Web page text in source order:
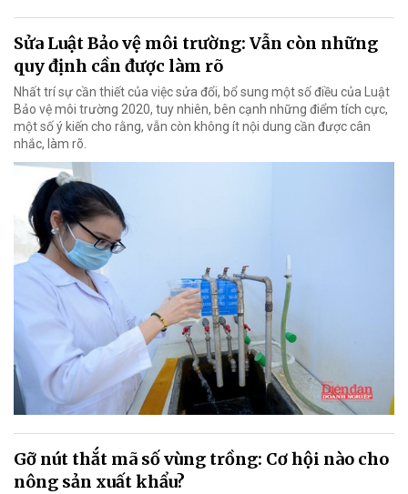
Sửa Luật Bảo vệ môi trường: Vẫn còn những
quy định cần được làm rõ
Nhất trí sự cần thiết của việc sửa đổi, bổ sung một số điều của Luật
Bảo vệ môi trường 2020, tuy nhiên, bên cạnh những điểm tích cực,
một số ý kiến cho rằng, vẫn còn không ít nội dung cần được cân
nhắc, làm rõ.
Gỡ nút thắt mã số vùng trồng: Cơ hội nào cho
nông sản xuất khẩu?